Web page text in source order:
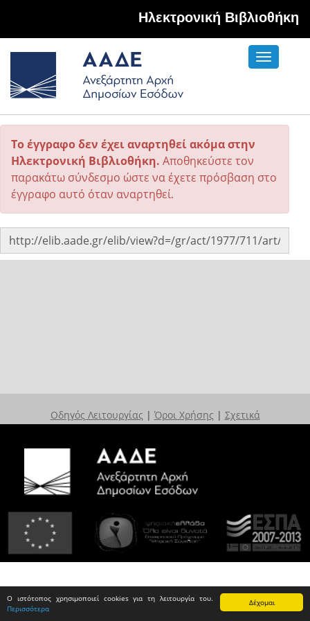
Δέχομαι
Ο ιστότοπος χρησιμοποιεί cookies για τη λειτουργία του.
Περισσότερα
Hλεκτρονική Βιβλιοθήκη
Toggle
Το έγγραφο δεν έχει αναρτηθεί ακόμα στην
Ηλεκτρονική Βιβλιοθήκη. Αποθηκεύστε τον
παρακάτω σύνδεσμο ώστε να έχετε πρόσβαση στο
έγγραφο αυτό όταν αναρτηθεί.
Οδηγός Λειτουργίας | Όροι Χρήσης | Σχετικά